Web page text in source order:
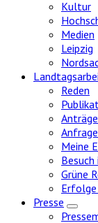
Kultur
Medien
Leipzig
Reden
Meine
Grüne
Presse
Zeige